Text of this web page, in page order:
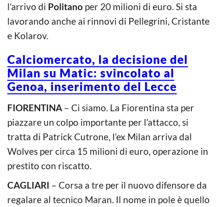
l’arrivo di Politano per 20 milioni di euro. Si sta
lavorando anche ai rinnovi di Pellegrini, Cristante
e Kolarov.
Calciomercato, la decisione del
Milan su Matic: svincolato al
Genoa, inserimento del Lecce
FIORENTINA – Ci siamo. La Fiorentina sta per
piazzare un colpo importante per l’attacco, si
tratta di Patrick Cutrone, l’ex Milan arriva dal
Wolves per circa 15 milioni di euro, operazione in
prestito con riscatto.
CAGLIARI – Corsa a tre per il nuovo difensore da
regalare al tecnico Maran. Il nome in pole è quello